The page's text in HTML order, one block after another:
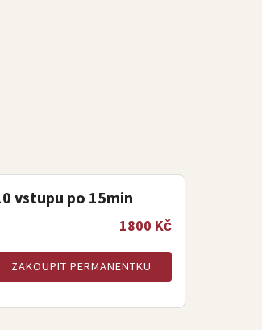
vstupu po 15min
1800 Kč
ZAKOUPIT PERMANENTKU